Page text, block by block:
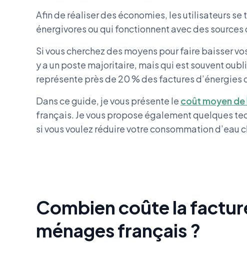
Afin de réaliser des économies, les utilisateurs
énergivores ou qui fonctionnent avec des sources
Si vous cherchez des moyens pour faire baisser
y a un poste majoritaire, mais qui est souvent
représente près de 20 % des factures d’énergies
Dans ce guide, je vous présente le coût moyen de
français. Je vous propose également quelques
si vous voulez réduire votre consommation d’eau
Combien coûte la
ménages français ?